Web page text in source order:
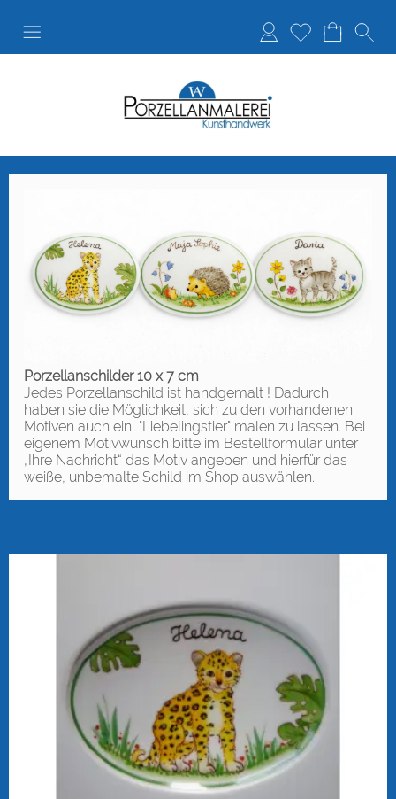
Anmelden
Merkliste
Porzellanschilder 10 x 7 cm
Jedes Porzellanschild ist handgemalt ! Dadurch
haben sie die Möglichkeit, sich zu den vorhandenen
Motiven auch ein "Liebelingstier" malen zu lassen. Bei
eigenem Motivwunsch bitte im Bestellformular unter
„Ihre Nachricht“ das Motiv angeben und hierfür das
weiße, unbemalte Schild im Shop auswählen.